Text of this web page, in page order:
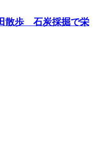
散歩 石炭採掘で栄